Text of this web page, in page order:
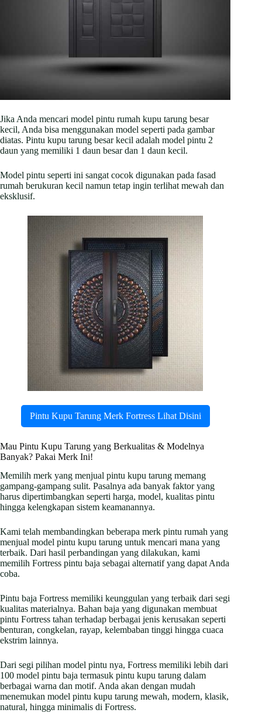
Jika Anda mencari model pintu rumah kupu tarung besar
kecil, Anda bisa menggunakan model seperti pada gambar
diatas. Pintu kupu tarung besar kecil adalah model pintu 2
daun yang memiliki 1 daun besar dan 1 daun kecil.
Model pintu seperti ini sangat cocok digunakan pada fasad
rumah berukuran kecil namun tetap ingin terlihat mewah dan
eksklusif.
Pintu Kupu Tarung Merk Fortress Lihat Disini
Mau Pintu Kupu Tarung yang Berkualitas & Modelnya
Banyak? Pakai Merk Ini!
Memilih merk yang menjual pintu kupu tarung memang
gampang-gampang sulit. Pasalnya ada banyak faktor yang
harus dipertimbangkan seperti harga, model, kualitas pintu
hingga kelengkapan sistem keamanannya.
Kami telah membandingkan beberapa merk pintu rumah yang
menjual model pintu kupu tarung untuk mencari mana yang
terbaik. Dari hasil perbandingan yang dilakukan, kami
memilih Fortress pintu baja sebagai alternatif yang dapat Anda
coba.
Pintu baja Fortress memiliki keunggulan yang terbaik dari segi
kualitas materialnya. Bahan baja yang digunakan membuat
pintu Fortress tahan terhadap berbagai jenis kerusakan seperti
benturan, congkelan, rayap, kelembaban tinggi hingga cuaca
ekstrim lainnya.
Dari segi pilihan model pintu nya, Fortress memiliki lebih dari
100 model pintu baja termasuk pintu kupu tarung dalam
berbagai warna dan motif. Anda akan dengan mudah
menemukan model pintu kupu tarung mewah, modern, klasik,
natural, hingga minimalis di Fortress.